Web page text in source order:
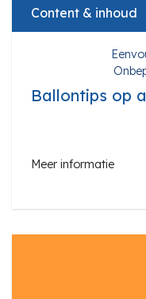
Content & inhoud
Ballontips op
Meer informatie